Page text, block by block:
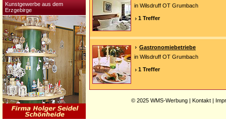
Kunstgewerbe aus dem
Erzgebirge
in Wilsdruff OT Grumbach
1 Treffer
Gastronomiebetriebe
in Wilsdruff OT Grumbach
1 Treffer
© 2025 WMS-Werbung | Kontakt |